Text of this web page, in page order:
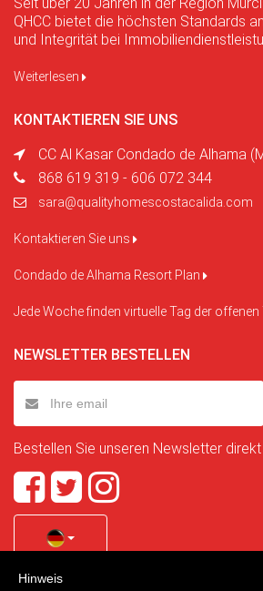
QHCC bietet die höchsten Standards
und Integrität bei
Weiterlesen
KONTAKTIEREN SIE UNS
CC Al Kasar Condado de Alhama
868 619 319 - 606 072 344
sara@qualityhomescostacalida.com
Kontaktieren Sie uns
Condado de Alhama Resort Plan
Jede Woche finden virtuelle Tag der
NEWSLETTER BESTELLEN
Bestellen Sie unseren Newsletter
Hinweis